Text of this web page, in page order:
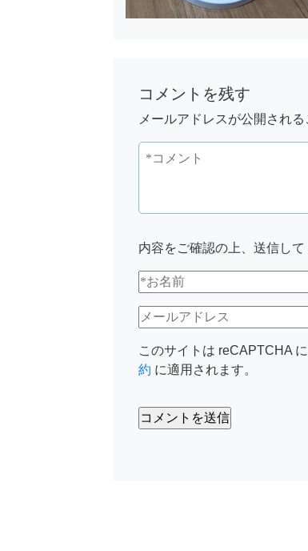
コメントを残す
メールアドレスが公開される
内容をご確認の上、送信して
このサイトは reCAPTCHA
約 に適用されます。